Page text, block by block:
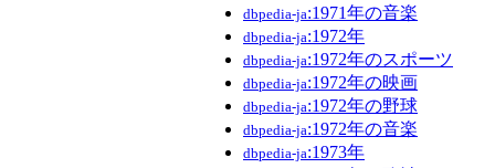
dbpedia-ja:1971年の音楽
dbpedia-ja:1972年
dbpedia-ja:1972年のスポーツ
dbpedia-ja:1972年の映画
dbpedia-ja:1972年の野球
dbpedia-ja:1972年の音楽
dbpedia-ja:1973年